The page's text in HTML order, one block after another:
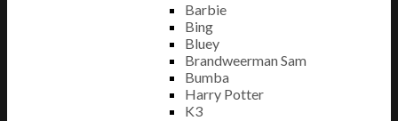
Barbie
Bing
Bluey
Brandweerman Sam
Bumba
Harry Potter
K3